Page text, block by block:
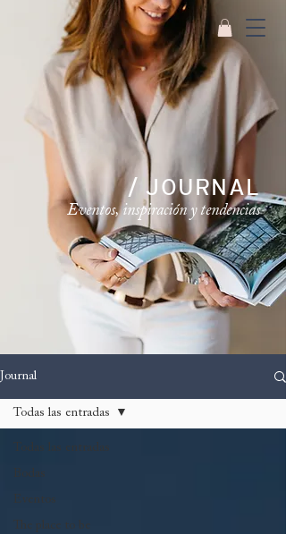
/ JOURNAL
Eventos, inspiración y tendencias
Journal
Todas las entradas
Bodas
Eventos
The place to be
Todas las entradas